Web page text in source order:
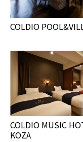
COLDIO
COLDIO MUSIC
KOZA